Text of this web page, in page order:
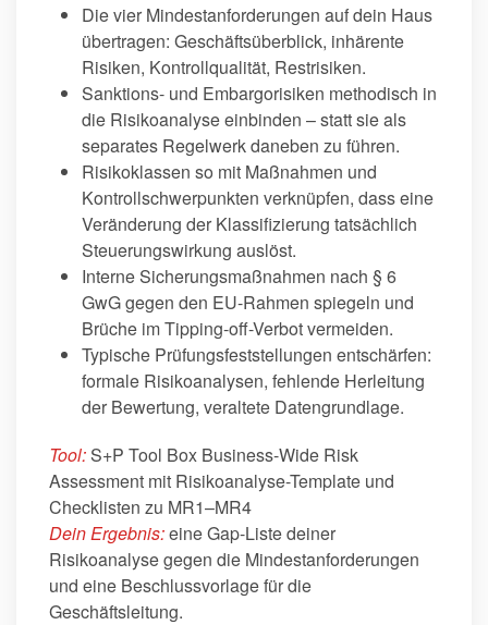
Die vier Mindestanforderungen auf dein Haus
übertragen: Geschäftsüberblick, inhärente
Risiken, Kontrollqualität, Restrisiken.
Sanktions- und Embargorisiken methodisch in
die Risikoanalyse einbinden – statt sie als
separates Regelwerk daneben zu führen.
Risikoklassen so mit Maßnahmen und
Kontrollschwerpunkten verknüpfen, dass eine
Veränderung der Klassifizierung tatsächlich
Steuerungswirkung auslöst.
Interne Sicherungsmaßnahmen nach § 6
GwG gegen den EU-Rahmen spiegeln und
Brüche im Tipping-off-Verbot vermeiden.
Typische Prüfungsfeststellungen entschärfen:
formale Risikoanalysen, fehlende Herleitung
der Bewertung, veraltete Datengrundlage.
Tool:S+P Tool Box Business-Wide Risk
Assessment mit Risikoanalyse-Template und
Checklisten zu MR1–MR4
Dein Ergebnis:eine Gap-Liste deiner
Risikoanalyse gegen die Mindestanforderungen
und eine Beschlussvorlage für die
Geschäftsleitung.